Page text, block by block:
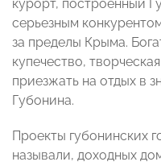
курорт, построенный
серьезным
за пределы Крыма.
купечество,
приезжать на отдых в
Губонина.
Проекты губонинских
называли, доходных